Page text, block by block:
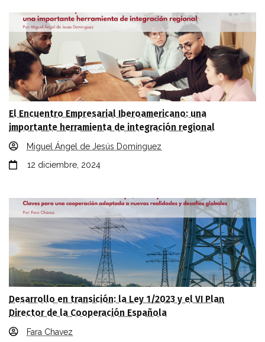
El Encuentro Empresarial Iberoamericano: una
importante herramienta de integración regional
Miguel Ángel de Jesús Domínguez
12 diciembre, 2024
Desarrollo en transición: la Ley 1/2023 y el VI Plan
Director de la Cooperación Española
Fara Chavez